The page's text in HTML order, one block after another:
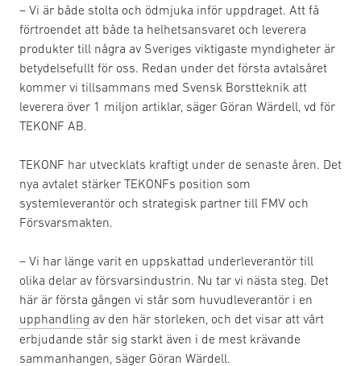
– Vi är både stolta och ödmjuka inför uppdraget. Att få
förtroendet att både ta helhetsansvaret och leverera
produkter till några av Sveriges viktigaste myndigheter är
betydelsefullt för oss. Redan under det första avtalsåret
kommer vi tillsammans med Svensk Borstteknik att
leverera över 1 miljon artiklar, säger Göran Wärdell, vd för
TEKONF AB.
TEKONF har utvecklats kraftigt under de senaste åren. Det
nya avtalet stärker TEKONFs position som
systemleverantör och strategisk partner till FMV och
Försvarsmakten.
– Vi har länge varit en uppskattad underleverantör till
olika delar av försvarsindustrin. Nu tar vi nästa steg. Det
här är första gången vi står som huvudleverantör i en
upphandling av den här storleken, och det visar att vårt
erbjudande står sig starkt även i de mest krävande
sammanhangen, säger Göran Wärdell.